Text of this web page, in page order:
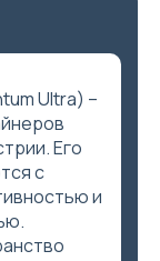
Ultra) –
Его
с
и